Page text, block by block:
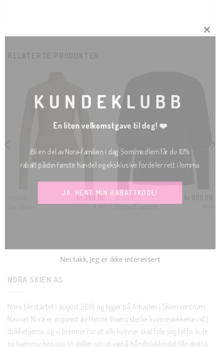
kr300.00
Elle puff sweater
NORA SKIEN AS
Nora ble startet i august 2018 og ligger på Arkaden i Skien sentrum.
Navnet Nora er inspirert av Henrik Ibsens sterke kvinneskikkelse i «Et
dukkehjem», og vi brenner for at alle kvinner skal føle seg tøffe, kule
og hjemme hos oss. Vi skiller oss ut ved å håndplukke det lille ekstra
KUNDEKLUBB
En liten velkomstgave til deg! ❤️
Bli en del av Nora-familien i dag. Som medlem får du 10%
rabatt på din første handel og eksklusive fordeler rett i lomma.
JA, HENT MIN RABATTKODE!
Nei takk, Jeg er ikke interessert